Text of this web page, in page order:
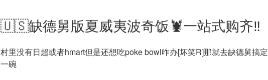
🇺🇸缺德舅版夏威夷波奇饭🦞一站式购齐‼️
村里没有日超或者hmart但是还想吃poke bowl咋办[坏笑R]那就去缺德舅搞定
一碗